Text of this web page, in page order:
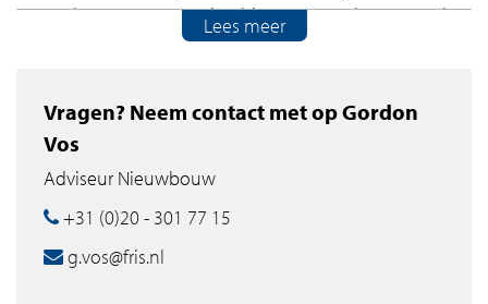
gezonde groene omgeving binnen en andersom. In de
garage onder de gebouwen is niet alleen rekening
ruimte gemaakt om je fietsen te stallen.
Unwind & rewind!
Amstelveen. De woningen hebben gezamenlijk een
heerlijk groen park met een grootte van meer dan twee
Lees meer
Vragen? Neem contact met op Gordon
Vos
Adviseur Nieuwbouw
+31 (0)20 - 301 77 15
g.vos@fris.nl